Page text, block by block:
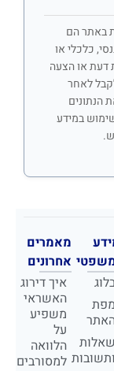
באתר הם
כלכלי או
דעת או הצעה
לאחר
הנתונים
במידע
מפת
שאלות
ותשובות
מאמרים
אחרונים
איך דירוג
האשראי
משפיע
על
הלוואה
למסורבים